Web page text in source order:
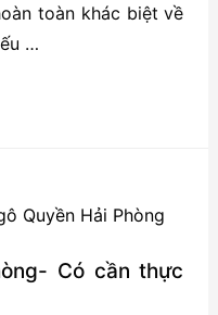
toàn khác biệt về
…
Có cần thực